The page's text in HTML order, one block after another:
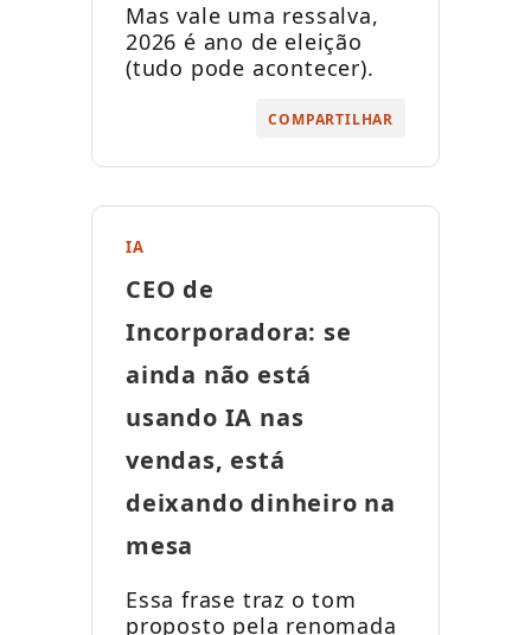
Mas vale uma ressalva,
2026 é ano de eleição
(tudo pode acontecer).
COMPARTILHAR
IA
CEO de
Incorporadora: se
ainda não está
usando IA nas
vendas, está
deixando dinheiro na
mesa
Essa frase traz o tom
proposto pela renomada